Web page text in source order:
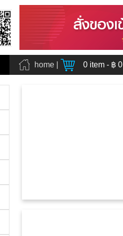
home 0 item - ฿